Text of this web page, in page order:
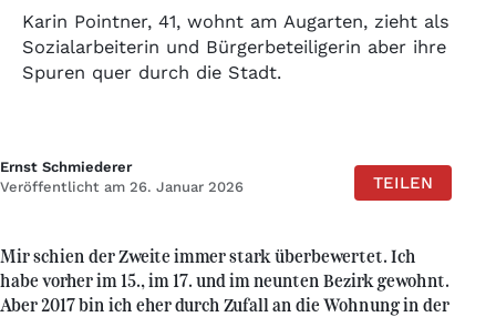
Karin Pointner, 41, wohnt am Augarten, zieht als
Sozialarbeiterin und Bürgerbeteiligerin aber ihre
Spuren quer durch die Stadt.
Ernst Schmiederer
Veröffentlicht am 26. Januar 2026
TEILEN
Mir schien der Zweite immer stark überbewertet. Ich
habe vorher im 15., im 17. und im neunten Bezirk gewohnt.
Aber 2017 bin ich eher durch Zufall an die Wohnung in der